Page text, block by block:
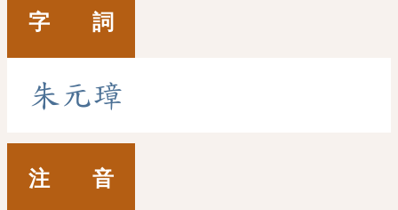
字 詞
朱元璋
注 音